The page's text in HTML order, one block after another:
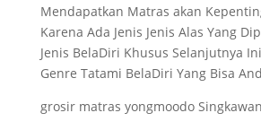
Mendapatkan Matras akan
Karena Ada Jenis Jenis Alas Yang
Jenis BelaDiri Khusus Selanjutnya
Genre Tatami BelaDiri Yang Bisa
grosir matras yongmoodo